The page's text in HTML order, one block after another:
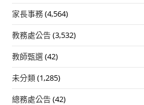
家長事務(4,564)
教務處公告(3,532)
教師甄選(42)
未分類(1,285)
總務處公告(42)